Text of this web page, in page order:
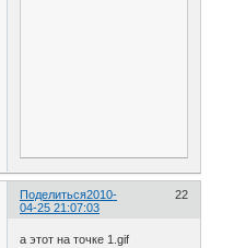
Поделиться 22
2010-
04-25 21:07:03
а этот на точке 1.gif